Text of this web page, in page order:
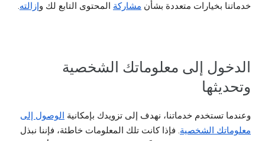
خدماتنا بخيارات متعددة بشأن مشاركة المحتوى التابع لك وإزالته.
الدخول إلى معلوماتك الشخصية
وتحديثها
وعندما تستخدم خدماتنا، نهدف إلى تزويدك بإمكانية الوصول إلى
معلوماتك الشخصية. فإذا كانت تلك المعلومات خاطئة، فإننا نبذل